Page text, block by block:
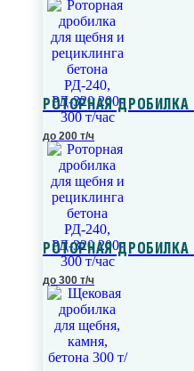
РОТОРНАЯ ДРОБИЛКА
до 200 т/ч
РОТОРНАЯ ДРОБИЛКА
до 300 т/ч